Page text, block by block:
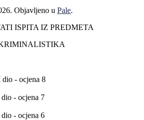
. Objavljeno u Pale.
ISPITA IZ PREDMETA
- ocjena 8
- ocjena 7
- ocjena 6